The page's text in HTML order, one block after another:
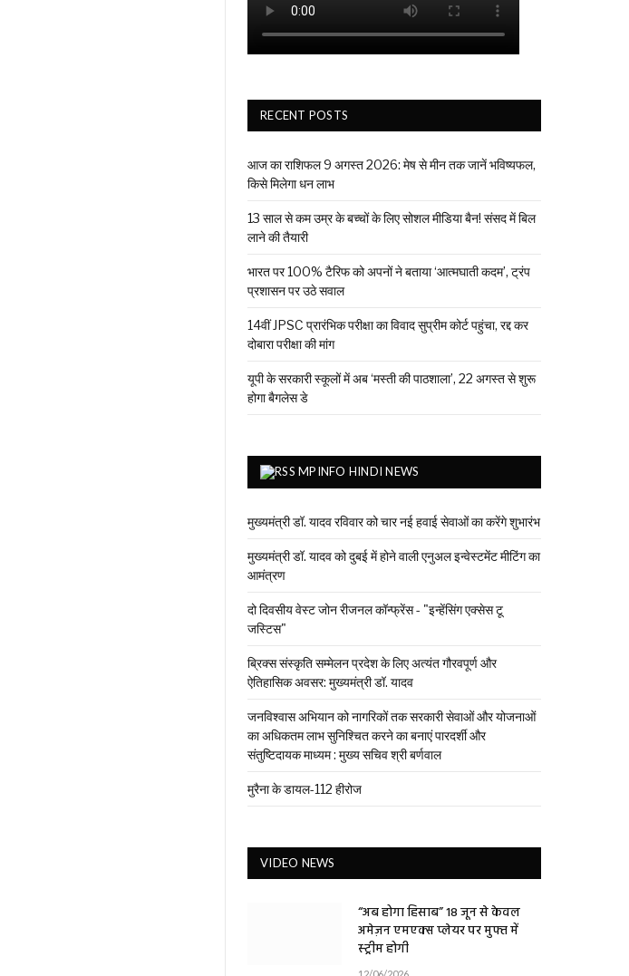
RECENT POSTS
आज का राशिफल 9 अगस्त 2026: मेष से मीन तक जानें भविष्यफल,
किसे मिलेगा धन लाभ
13 साल से कम उम्र के बच्चों के लिए सोशल मीडिया बैन! संसद में बिल
लाने की तैयारी
भारत पर 100% टैरिफ को अपनों ने बताया ‘आत्मघाती कदम’, ट्रंप
प्रशासन पर उठे सवाल
14वीं JPSC प्रारंभिक परीक्षा का विवाद सुप्रीम कोर्ट पहुंचा, रद्द कर
दोबारा परीक्षा की मांग
यूपी के सरकारी स्कूलों में अब ‘मस्ती की पाठशाला’, 22 अगस्त से शुरू
होगा बैगलेस डे
MPINFO HINDI NEWS
मुख्यमंत्री डॉ. यादव रविवार को चार नई हवाई सेवाओं का करेंगे शुभारंभ
मुख्यमंत्री डॉ. यादव को दुबई में होने वाली एनुअल इन्वेस्टमेंट मीटिंग का
आमंत्रण
दो दिवसीय वेस्ट जोन रीजनल कॉन्फ्रेंस - "इन्हेंसिंग एक्सेस टू
जस्टिस"
ब्रिक्स संस्कृति सम्मेलन प्रदेश के लिए अत्यंत गौरवपूर्ण और
ऐतिहासिक अवसर: मुख्यमंत्री डॉ. यादव
जनविश्वास अभियान को नागरिकों तक सरकारी सेवाओं और योजनाओं
का अधिकतम लाभ सुनिश्चित करने का बनाएं पारदर्शी और
संतुष्टिदायक माध्यम : मुख्य सचिव श्री बर्णवाल
मुरैना के डायल-112 हीरोज
VIDEO NEWS
“अब होगा हिसाब” 18 जून से केवल
अमेज़न एमएक्स प्लेयर पर मुफ्त में
स्ट्रीम होगी
12/06/2026